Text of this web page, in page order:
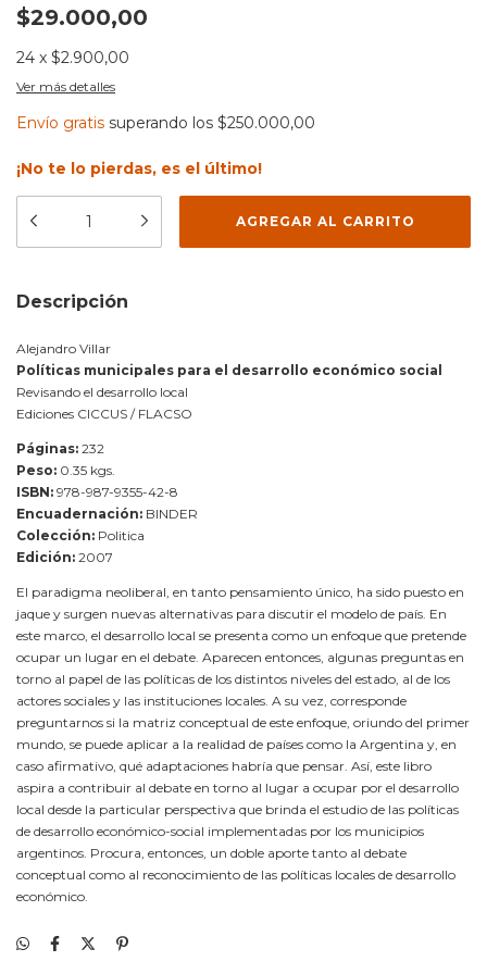
$29.000,00
24 x $2.900,00
Ver más detalles
Envío gratis superando los $250.000,00
¡No te lo pierdas, es el último!
Descripción
Alejandro Villar
Políticas municipales para el desarrollo económico social
Revisando el desarrollo local
Ediciones CICCUS / FLACSO
Páginas: 232
Peso: 0.35 kgs.
ISBN: 978-987-9355-42-8
Encuadernación: BINDER
Colección: Politica
Edición: 2007
El paradigma neoliberal, en tanto pensamiento único, ha sido puesto en
jaque y surgen nuevas alternativas para discutir el modelo de país. En
este marco, el desarrollo local se presenta como un enfoque que pretende
ocupar un lugar en el debate. Aparecen entonces, algunas preguntas en
torno al papel de las políticas de los distintos niveles del estado, al de los
actores sociales y las instituciones locales. A su vez, corresponde
preguntarnos si la matriz conceptual de este enfoque, oriundo del primer
mundo, se puede aplicar a la realidad de países como la Argentina y, en
caso afirmativo, qué adaptaciones habría que pensar. Así, este libro
aspira a contribuir al debate en torno al lugar a ocupar por el desarrollo
local desde la particular perspectiva que brinda el estudio de las políticas
de desarrollo económico-social implementadas por los municipios
argentinos. Procura, entonces, un doble aporte tanto al debate
conceptual como al reconocimiento de las políticas locales de desarrollo
económico.